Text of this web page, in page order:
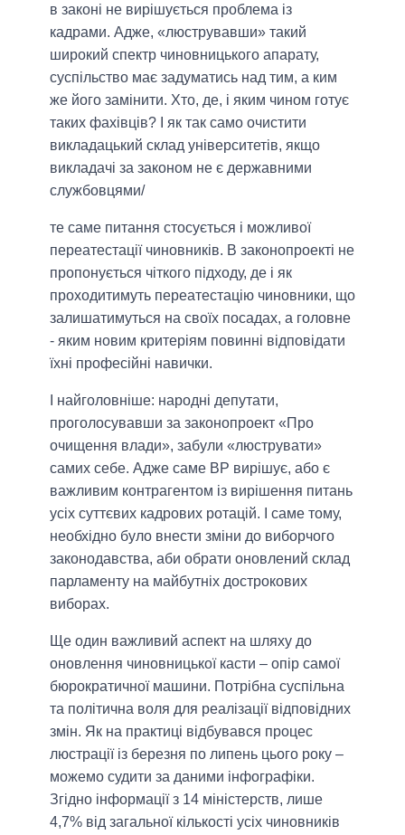
в законі не вирішується проблема із
кадрами. Адже, «люструвавши» такий
широкий спектр чиновницького апарату,
суспільство має задуматись над тим, а ким
же його замінити. Хто, де, і яким чином готує
таких фахівців? І як так само очистити
викладацький склад університетів, якщо
викладачі за законом не є державними
службовцями/
те саме питання стосується і можливої
переатестації чиновників. В законопроекті не
пропонується чіткого підходу, де і як
проходитимуть переатестацію чиновники, що
залишатимуться на своїх посадах, а головне
- яким новим критеріям повинні відповідати
їхні професійні навички.
І найголовніше: народні депутати,
проголосувавши за законопроект «Про
очищення влади», забули «люструвати»
самих себе. Адже саме ВР вирішує, або є
важливим контрагентом із вирішення питань
усіх суттєвих кадрових ротацій. І саме тому,
необхідно було внести зміни до виборчого
законодавства, аби обрати оновлений склад
парламенту на майбутніх дострокових
виборах.
Ще один важливий аспект на шляху до
оновлення чиновницької касти – опір самої
бюрократичної машини. Потрібна суспільна
та політична воля для реалізації відповідних
змін. Як на практиці відбувався процес
люстрації із березня по липень цього року –
можемо судити за даними інфографіки.
Згідно інформації з 14 міністерств, лише
4,7% від загальної кількості усіх чиновників